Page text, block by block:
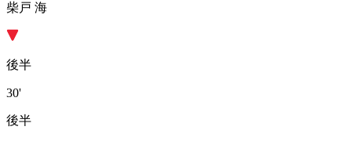
柴戸 海
後半
30'
後半